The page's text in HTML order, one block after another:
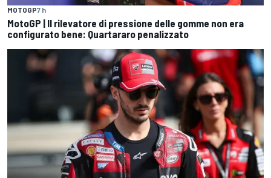
MOTOGP7 h
MotoGP | Il rilevatore di pressione delle gomme non era
configurato bene: Quartararo penalizzato